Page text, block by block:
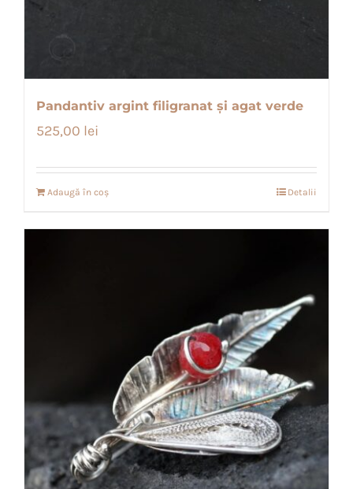
Pandantiv argint filigranat și agat verde
525,00 lei
Adaugă în coș Detalii